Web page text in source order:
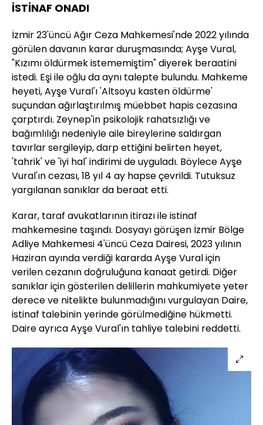
İSTİNAF ONADI
İzmir 23'üncü Ağır Ceza Mahkemesi'nde 2022 yılında
görülen davanın karar duruşmasında; Ayşe Vural,
"Kızımı öldürmek istememiştim" diyerek beraatini
istedi. Eşi ile oğlu da aynı talepte bulundu. Mahkeme
heyeti, Ayşe Vural'ı 'Altsoyu kasten öldürme'
suçundan ağırlaştırılmış müebbet hapis cezasına
çarptırdı. Zeynep'in psikolojik rahatsızlığı ve
bağımlılığı nedeniyle aile bireylerine saldırgan
tavırlar sergileyip, darp ettiğini belirten heyet,
'tahrik' ve 'iyi hal' indirimi de uyguladı. Böylece Ayşe
Vural'ın cezası, 18 yıl 4 ay hapse çevrildi. Tutuksuz
yargılanan sanıklar da beraat etti.
Karar, taraf avukatlarının itirazı ile istinaf
mahkemesine taşındı. Dosyayı görüşen İzmir Bölge
Adliye Mahkemesi 4'üncü Ceza Dairesi, 2023 yılının
Haziran ayında verdiği kararda Ayşe Vural için
verilen cezanın doğruluğuna kanaat getirdi. Diğer
sanıklar için gösterilen delillerin mahkumiyete yeter
derece ve nitelikte bulunmadığını vurgulayan Daire,
istinaf talebinin yerinde görülmediğine hükmetti.
Daire ayrıca Ayşe Vural'ın tahliye talebini reddetti.